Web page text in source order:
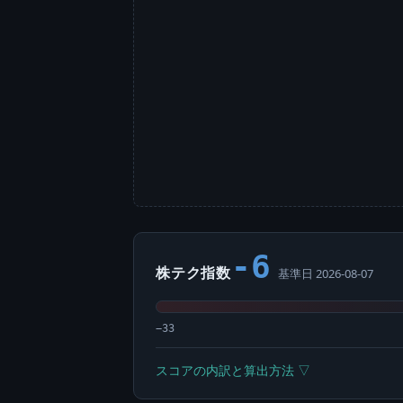
株テク指数 -6 基準日 2026-08-07
−33
スコアの内訳と算出方法 ▽